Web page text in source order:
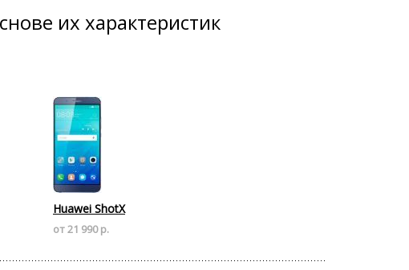
их характеристик
Huawei ShotX
от 21 990 р.